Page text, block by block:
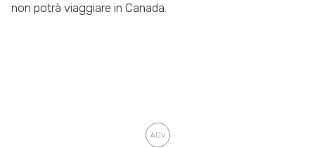
non potrà viaggiare in Canada.